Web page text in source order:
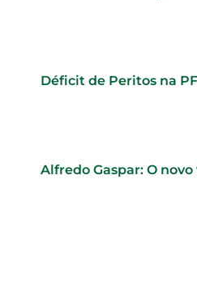
Déficit de Peritos na
Alfredo Gaspar: O